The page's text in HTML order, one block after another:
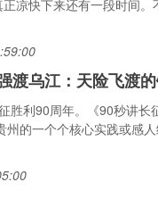
凉快下来还有一段时间。
渡乌江：天险飞渡
胜利90周年。《90秒讲长
州的一个个核心实践或感